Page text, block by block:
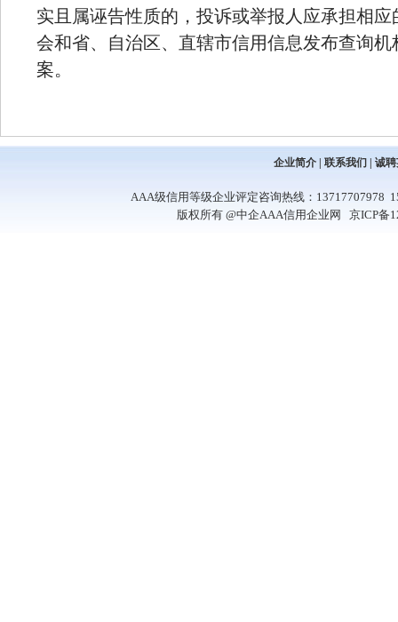
实且属诬告性质的，投诉或举报人应承担相
会和省、自治区、直辖市信用信息发布查询
案。
企业简介| 联系我们 诚
AAA级信用等级企业评定咨询热线：13717707978
版权所有 @中企AAA信用企业网 京ICP备